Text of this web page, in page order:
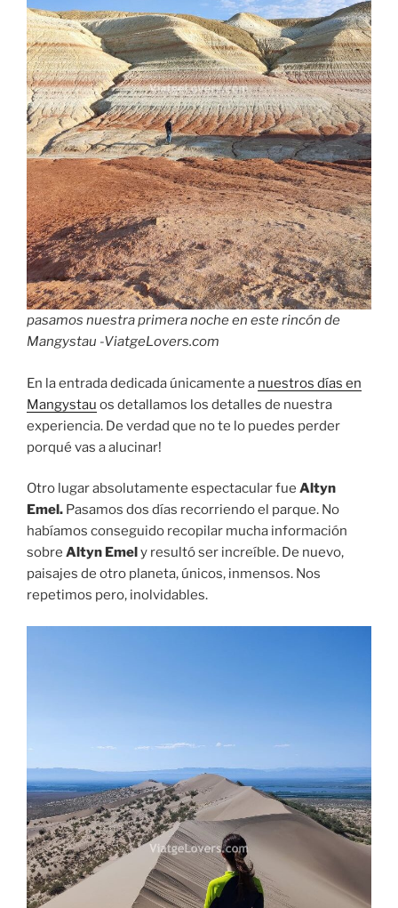
pasamos nuestra primera noche en este rincón de
Mangystau -ViatgeLovers.com
En la entrada dedicada únicamente a nuestros días en
Mangystau os detallamos los detalles de nuestra
experiencia. De verdad que no te lo puedes perder
porqué vas a alucinar!
Otro lugar absolutamente espectacular fue Altyn
Emel. Pasamos dos días recorriendo el parque. No
habíamos conseguido recopilar mucha información
sobre Altyn Emel y resultó ser increíble. De nuevo,
paisajes de otro planeta, únicos, inmensos. Nos
repetimos pero, inolvidables.